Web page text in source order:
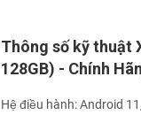
Thông số kỹ thuật
128GB) - Chính
Hệ điều hành: Android